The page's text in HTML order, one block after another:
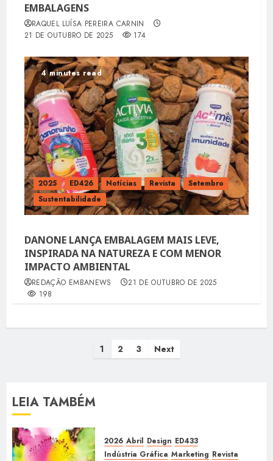
EMBALAGENS
RAQUEL LUÍSA PEREIRA CARNIN
21 DE OUTUBRO DE 2025
174
4 minutes read
2025 ED426 Notícias Revista
Setembro
Sustentabilidade
DANONE LANÇA EMBALAGEM MAIS LEVE,
INSPIRADA NA NATUREZA E COM MENOR
IMPACTO AMBIENTAL
REDAÇÃO EMBANEWS
21 DE OUTUBRO DE 2025
198
Paginação
posts
1 2 3 Next
LEIA TAMBÉM
2026 Abril Design ED433
Indústria Gráfica Marketing Revista